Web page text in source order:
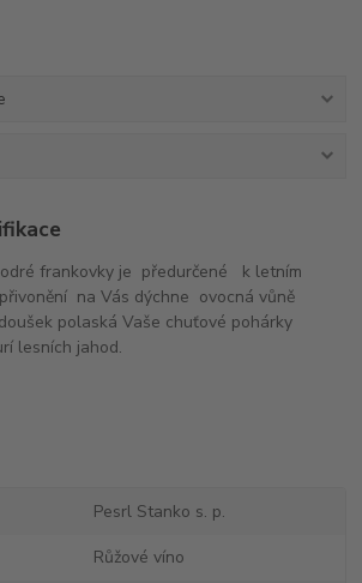
frankovky je předurčené k letním
na Vás dýchne ovocná vůně
polaská Vaše chuťové pohárky
lesních jahod.
Pesrl Stanko s. p.
Růžové víno